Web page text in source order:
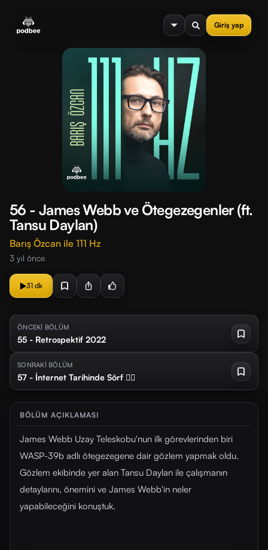
Giriş yap
menu
56 - James Webb ve Ötegezegenler (ft.
Tansu Daylan)
Barış Özcan ile 111 Hz
3 yıl önce
31 dk
ÖNCEKİ BÖLÜM
55 - Retrospektif 2022
SONRAKİ BÖLÜM
57 - İnternet Tarihinde Sörf 🏄‍♀️
BÖLÜM AÇIKLAMASI
James Webb Uzay Teleskobu'nun ilk görevlerinden biri
WASP-39b adlı ötegezegene dair gözlem yapmak oldu.
Gözlem ekibinde yer alan Tansu Daylan ile çalışmanın
detaylarını, önemini ve James Webb'in neler
yapabileceğini konuştuk.